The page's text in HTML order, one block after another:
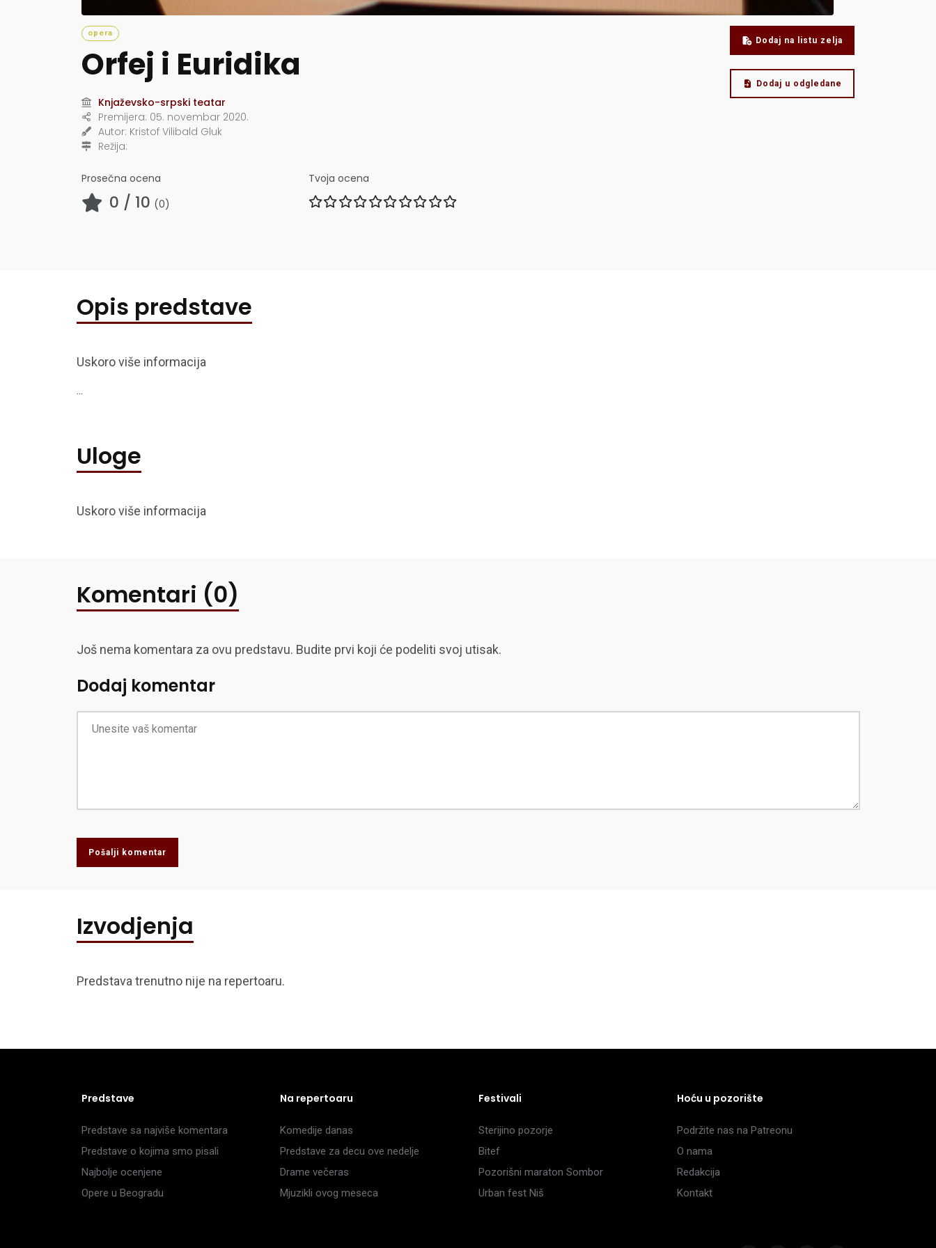
opera
Orfej i Euridika
Knjaževsko-srpski teatar
Premijera: 05. novembar 2020.
Autor: Kristof Vilibald Gluk
Režija:
Prosečna ocena
0 / 10 (0)
Tvoja ocena
Dodaj na listu zelja
Dodaj u odgledane
Opis predstave
Uskoro više informacija
...
Uloge
Uskoro više informacija
Komentari (0)
Još nema komentara za ovu predstavu. Budite prvi koji će podeliti svoj utisak.
Dodaj komentar
Pošalji komentar
Izvodjenja
Predstava trenutno nije na repertoaru.
Predstave
Predstave sa najviše komentara
Predstave o kojima smo pisali
Najbolje ocenjene
Opere u Beogradu
Na repertoaru
Komedije danas
Predstave za decu ove nedelje
Drame večeras
Mjuzikli ovog meseca
Festivali
Sterijino pozorje
Bitef
Pozorišni maraton Sombor
Urban fest Niš
Hoću u pozorište
Podržite nas na Patreonu
O nama
Redakcija
Kontakt